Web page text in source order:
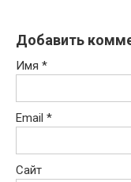
Добавить
Имя *
Email *
Сайт